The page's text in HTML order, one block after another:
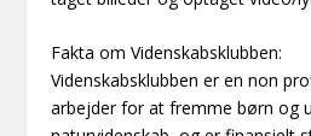
Fakta om Videnskabsklubben:
Videnskabsklubben er en non
arbejder for at fremme børn og